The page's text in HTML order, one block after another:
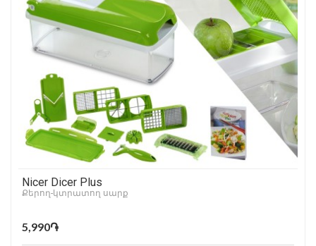
Nicer Dicer Plus
Քերող-կտրատող սարք
5,990֏